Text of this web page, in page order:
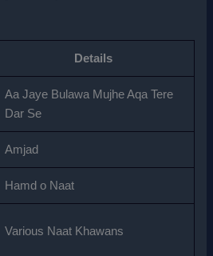
Details
Aa Jaye Bulawa Mujhe Aqa Tere
Dar Se
Amjad
Hamd o Naat
Various Naat Khawans